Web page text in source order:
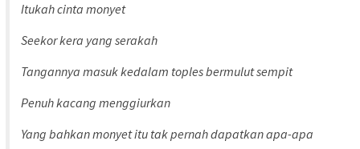
Itukah cinta monyet
Seekor kera yang serakah
Tangannya masuk kedalam toples bermulut sempit
Penuh kacang menggiurkan
Yang bahkan monyet itu tak pernah dapatkan apa-apa